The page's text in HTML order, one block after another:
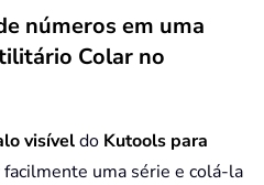
números em uma
Colar no
visíveldo Kutools para
facilmente uma série e colá-la